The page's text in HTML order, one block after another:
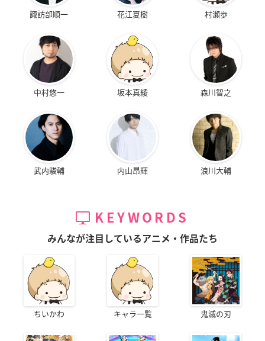
諏訪部順一 花江夏樹 村瀬歩
中村悠一 坂本真綾 森川智之
武内駿輔 内山昂輝 浪川大輔
KEYWORDS
みんなが注目しているアニメ・作品たち
ちいかわ キャラ一覧 鬼滅の刃